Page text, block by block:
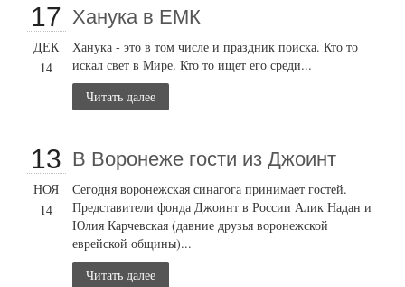
17
ДЕК
14
Ханука в ЕМК
Ханука - это в том числе и праздник поиска. Кто то
искал свет в Мире. Кто то ищет его среди...
Читать далее
13
НОЯ
14
В Воронеже гости из Джоинт
Сегодня воронежская синагога принимает гостей.
Представители фонда Джоинт в России Алик Надан и
Юлия Карчевская (давние друзья воронежской
еврейской общины)...
Читать далее